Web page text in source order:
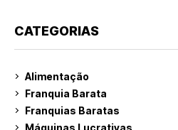
CATEGORIAS
Alimentação
Franquia Barata
Franquias Baratas
Máquinas Lucrativas